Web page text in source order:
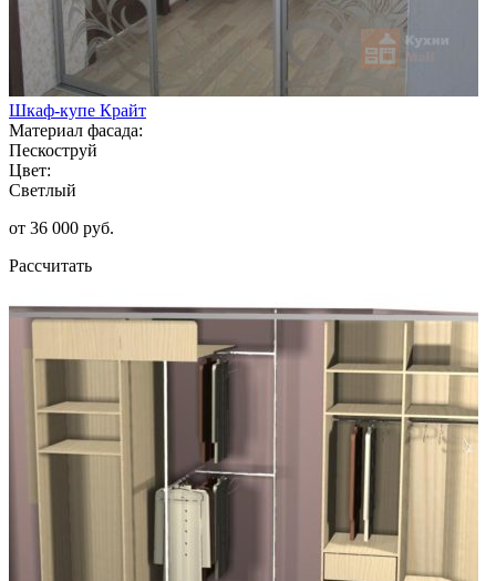
Шкаф-купе Крайт
Материал фасада:
Пескоструй
Цвет:
Светлый
от 36 000 руб.
Рассчитать